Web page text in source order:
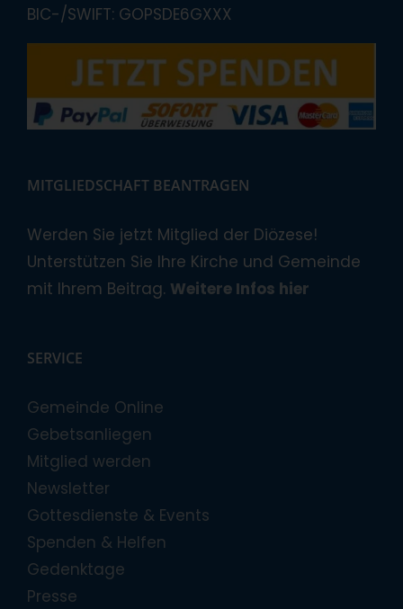
BIC-/SWIFT: GOPSDE6GXXX
MITGLIEDSCHAFT BEANTRAGEN
Werden Sie jetzt Mitglied der Diözese!
Unterstützen Sie Ihre Kirche und Gemeinde
mit Ihrem Beitrag. Weitere Infos hier
SERVICE
Gemeinde Online
Gebetsanliegen
Mitglied werden
Newsletter
Gottesdienste & Events
Spenden & Helfen
Gedenktage
Presse